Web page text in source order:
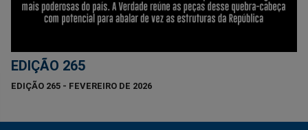
EDIÇÃO 265
EDIÇÃO 265 - FEVEREIRO DE 2026